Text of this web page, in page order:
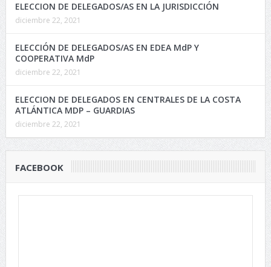
ELECCION DE DELEGADOS/AS EN LA JURISDICCIÓN
diciembre 22, 2021
ELECCIÓN DE DELEGADOS/AS EN EDEA MdP Y
COOPERATIVA MdP
diciembre 22, 2021
ELECCION DE DELEGADOS EN CENTRALES DE LA COSTA
ATLÁNTICA MDP – GUARDIAS
diciembre 22, 2021
FACEBOOK